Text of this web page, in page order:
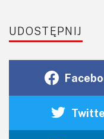
UDOSTĘPNIJ